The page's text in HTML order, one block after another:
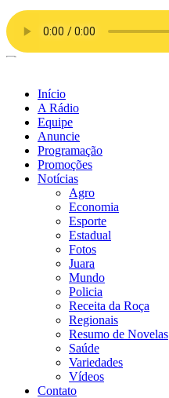
Ir
para
o
conteúdo
Início
A Rádio
Equipe
Anuncie
Programação
Promoções
Notícias
Agro
Economia
Esporte
Estadual
Fotos
Juara
Mundo
Policia
Receita da Roça
Regionais
Resumo de Novelas
Saúde
Variedades
Vídeos
Contato